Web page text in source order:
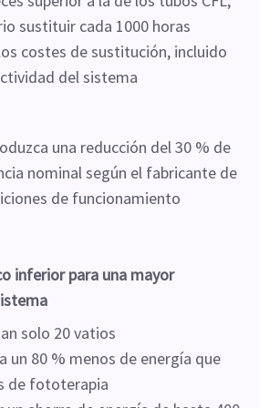
sustituir cada 1000 horas
costes de sustitución, incluido
del sistema
una reducción del 30 % de
nominal según el fabricante de
de funcionamiento
inferior para una mayor
solo 20 vatios
un 80 % menos de energía que
de fototerapia